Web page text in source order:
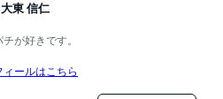
大東 信仁
が好きです。
ィールはこちら